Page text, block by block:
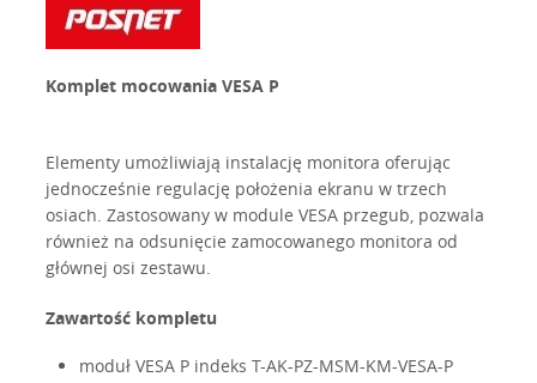
Komplet mocowania VESA P
Elementy umożliwiają instalację monitora oferując
jednocześnie regulację położenia ekranu w trzech
osiach. Zastosowany w module VESA przegub, pozwala
również na odsunięcie zamocowanego monitora od
głównej osi zestawu.
Zawartość kompletu
moduł VESA P indeks T-AK-PZ-MSM-KM-VESA-P